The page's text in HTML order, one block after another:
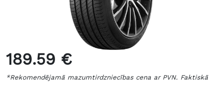
189.59 €
*Rekomendējamā mazumtirdzniecības cena ar PVN. Faktiskā